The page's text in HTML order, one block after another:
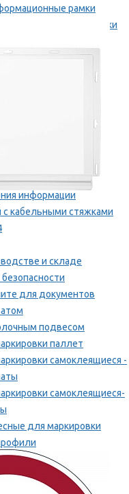
рамки
информационные рамки
информации
кабельными стяжками
и складе
для документов
подвесом
паллет
самоклеящиеся -
самоклеящиеся-
для маркировки